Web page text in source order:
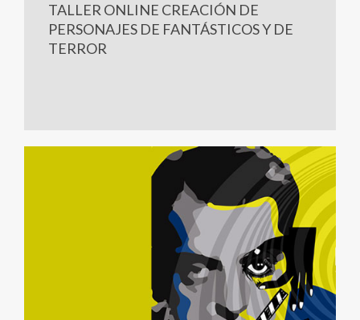
TALLER ONLINE CREACIÓN DE
PERSONAJES DE FANTÁSTICOS Y DE
TERROR